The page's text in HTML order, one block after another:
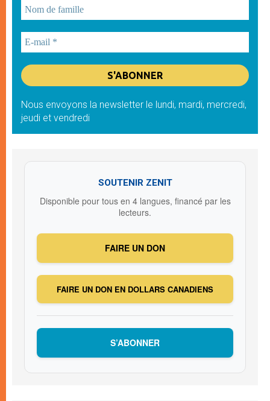
Nous envoyons la newsletter le lundi, mardi, mercredi,
jeudi et vendredi
SOUTENIR ZENIT
Disponible pour tous en 4 langues, financé par les
lecteurs.
FAIRE UN DON
FAIRE UN DON EN DOLLARS CANADIENS
S’ABONNER